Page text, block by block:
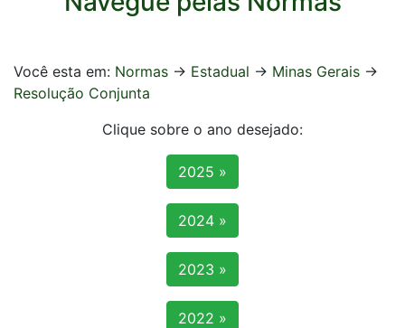
Você esta em: Normas -> Estadual -> Minas Gerais ->
Resolução Conjunta
Clique sobre o ano desejado:
2025 »
2024 »
2023 »
2022 »